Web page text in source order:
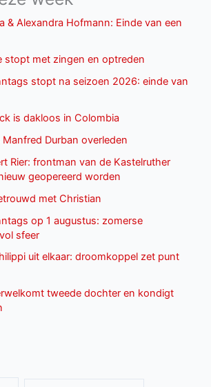
& Alexandra Hofmann: Einde van een
stopt met zingen en optreden
stopt na seizoen 2026: einde van
is dakloos in Colombia
Durban overleden
Rier: frontman van de Kastelruther
geopereerd worden
met Christian
op 1 augustus: zomerse
sfeer
uit elkaar: droomkoppel zet punt
tweede dochter en kondigt